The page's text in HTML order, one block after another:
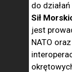
do
Sił
jest
NATO